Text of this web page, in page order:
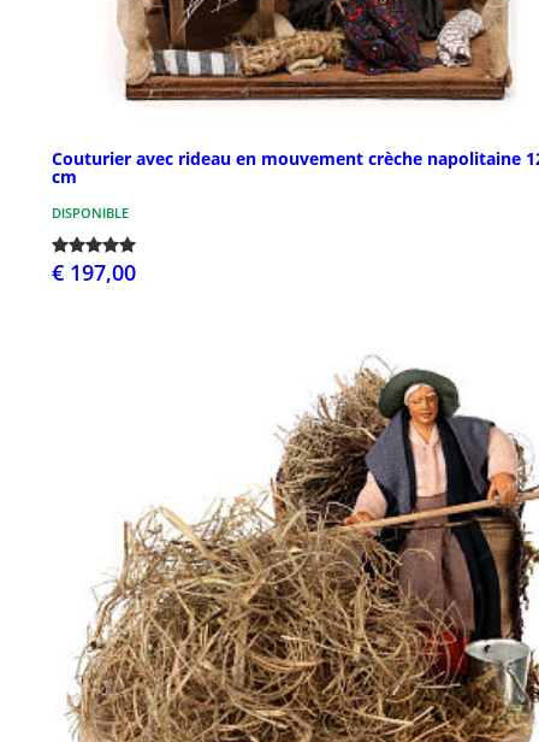
Couturier avec rideau en mouvement crèche napolitaine
cm
DISPONIBLE
€ 197,00